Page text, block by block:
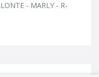
- MARLY - R-